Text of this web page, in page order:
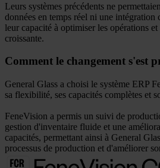
Leurs systèmes précédents ne
données en temps réel ni une intégration
leur capacité à optimiser les opérations
croissante.
Comment le changement s'est
General Glass a choisi le système ERP
sa flexibilité, ses capacités complètes et
FeneVision a permis un suivi de
gestion d'inventaire fluide et une
capacités, permettant ainsi à General
processus de production et d'améliorer